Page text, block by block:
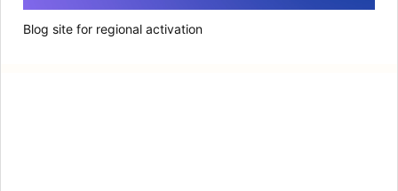
Blog site for regional activation
次へ